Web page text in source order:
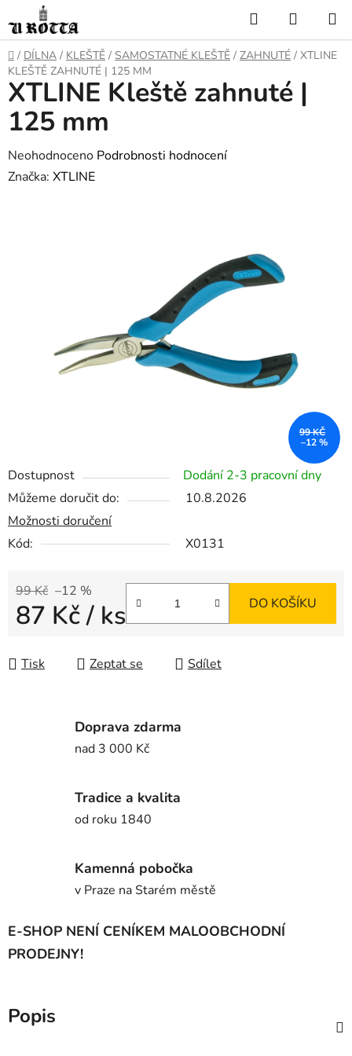
na
obsah
Hledat
KOŠÍK
DOMŮ
/ DÍLNA / KLEŠTĚ / SAMOSTATNÉ KLEŠTĚ / ZAHNUTÉ / XTLINE
KLEŠTĚ ZAHNUTÉ | 125 MM
Dostupnost
Dodání 2-3 pracovní dny
Můžeme doručit do:
10.8.2026
Možnosti doručení
Kód:
X0131
99 Kč –12 %
87 Kč/ ks DO KOŠÍKU
Tisk Zeptat se Sdílet
XTLINE Kleště zahnuté |
125 mm
Průměrné
hodnocení
Neohodnoceno Podrobnosti hodnocení
Značka: XTLINE
99 KČ
–12 %
Doprava zdarma
nad 3 000 Kč
Tradice a kvalita
od roku 1840
Kamenná pobočka
v Praze na Starém městě
E-SHOP NENÍ CENÍKEM MALOOBCHODNÍ
PRODEJNY!
Popis